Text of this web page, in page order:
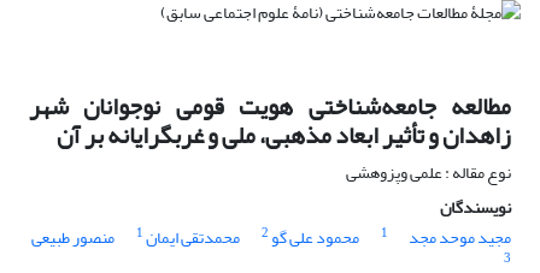
مطالعه جامعه‌شناختی هویت قومی نوجوانان شهر
زاهدان و تأثیر ابعاد مذهبی، ملی و غربگرایانه بر آن
نوع مقاله : علمی وپزوهشی
نویسندگان
مجید موحد مجد
1 محمود علی گو2 محمدتقی ایمان1 منصور طبیعی
3